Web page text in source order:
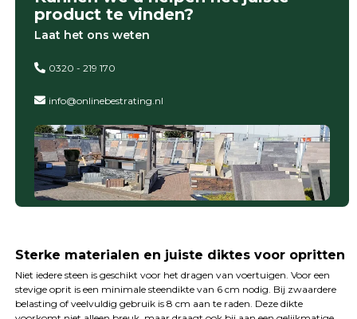
product te vinden?
Laat het ons weten
0320 - 219 170
info@onlinebestrating.nl
Sterke materialen en juiste diktes voor opritten
Niet iedere steen is geschikt voor het dragen van voertuigen. Voor een
stevige oprit is een minimale steendikte van 6 cm nodig. Bij zwaardere
belasting of veelvuldig gebruik is 8 cm aan te raden. Deze dikte